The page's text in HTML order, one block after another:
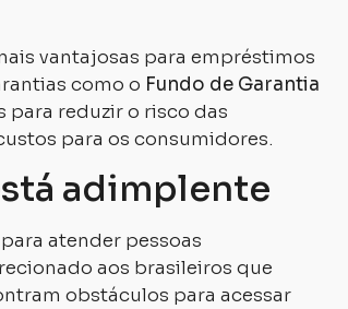
vantajosas para empréstimos
como o Fundo de Garantia
para reduzir o risco das
para os consumidores.
adimplente
atender pessoas
aos brasileiros que
obstáculos para acessar